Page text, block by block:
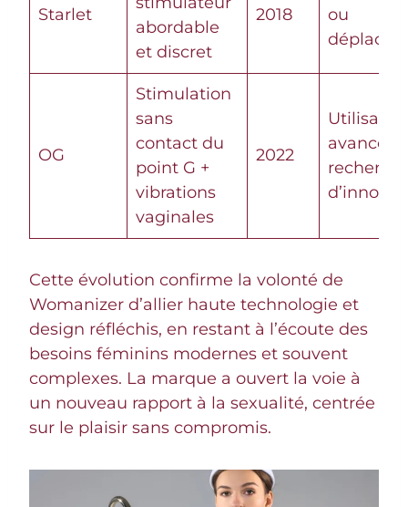
Starlet
abordable
et discret
2018
ou
OG
Stimulation
sans
contact du
point G +
vibrations
vaginales
2022
Cette évolution confirme la volonté de
Womanizer d’allier haute technologie et
design réfléchis, en restant à l’écoute des
besoins féminins modernes et souvent
complexes. La marque a ouvert la voie à
un nouveau rapport à la sexualité, centrée
sur le plaisir sans compromis.